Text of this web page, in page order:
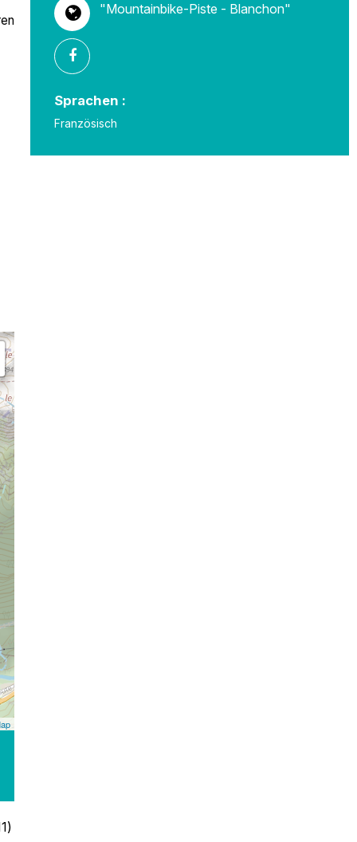
"Mountainbike-Piste - Blanchon"
Sprachen :
Französisch